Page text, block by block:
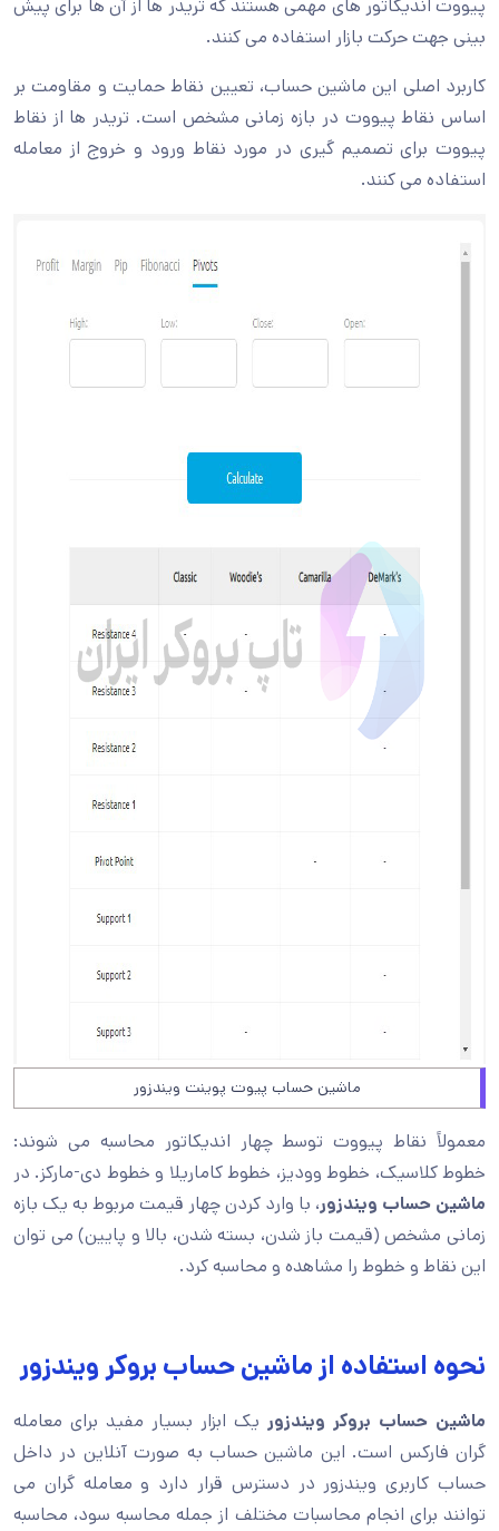
پیووت اندیکاتور های مهمی هستند که تریدر ها از آن ها برای پیش
بینی جهت حرکت بازار استفاده می کنند.
کاربرد اصلی این ماشین حساب، تعیین نقاط حمایت و مقاومت بر
اساس نقاط پیووت در بازه زمانی مشخص است. تریدر ها از نقاط
پیووت برای تصمیم گیری در مورد نقاط ورود و خروج از معامله
استفاده می کنند.
ماشین حساب پیوت پوینت ویندزور
معمولاً نقاط پیووت توسط چهار اندیکاتور محاسبه می شوند:
خطوط کلاسیک، خطوط وودیز، خطوط کاماریلا و خطوط دی-مارکز. در
ماشین حساب ویندزور، با وارد کردن چهار قیمت مربوط به یک بازه
زمانی مشخص (قیمت باز شدن، بسته شدن، بالا و پایین) می توان
این نقاط و خطوط را مشاهده و محاسبه کرد.
نحوه استفاده از ماشین حساب بروکر ویندزور
ماشین حساب بروکر ویندزور یک ابزار بسیار مفید برای معامله
گران فارکس است. این ماشین حساب به صورت آنلاین در داخل
حساب کاربری ویندزور در دسترس قرار دارد و معامله گران می
توانند برای انجام محاسبات مختلف از جمله محاسبه سود، محاسبه